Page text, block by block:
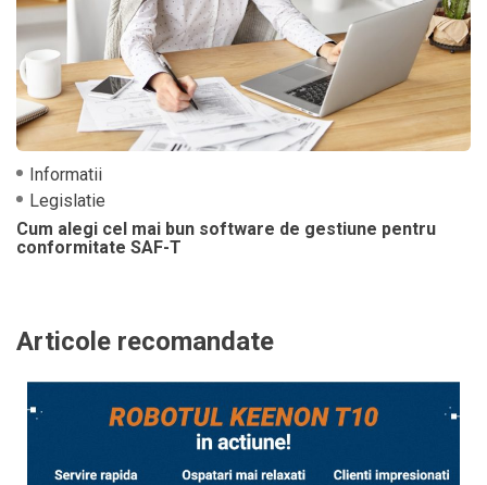
Informatii
Legislatie
Cum alegi cel mai bun software de gestiune pentru
conformitate SAF-T
Articole recomandate